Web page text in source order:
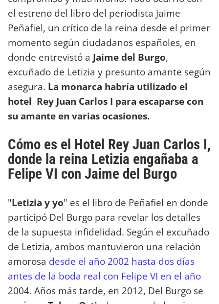
el estreno del libro del periodista Jaime
Peñafiel, un crítico de la reina desde el primer
momento según ciudadanos españoles, en
donde entrevistó a Jaime del Burgo,
excuñado de Letizia y presunto amante según
asegura. La monarca habría utilizado el
hotel Rey Juan Carlos I para escaparse con
su amante en varias ocasiones.
Cómo es el Hotel Rey Juan Carlos I,
donde la reina Letizia engañaba a
Felipe VI con Jaime del Burgo
"Letizia y yo" es el libro de Peñafiel en donde
participó Del Burgo para revelar los detalles
de la supuesta infidelidad. Según el excuñado
de Letizia, ambos mantuvieron una relación
amorosa desde el año 2002 hasta dos días
antes de la boda real con Felipe VI en el año
2004. Años más tarde, en 2012, Del Burgo se